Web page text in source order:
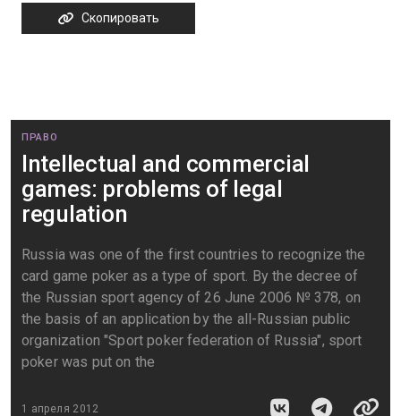
Скопировать
ПРАВО
Intellectual and commercial
games: problems of legal
regulation
Russia was one of the first countries to recognize the
card game poker as a type of sport. By the decree of
the Russian sport agency of 26 June 2006 № 378, on
the basis of an application by the all-Russian public
organization "Sport poker federation of Russia", sport
poker was put on the
1 апреля 2012